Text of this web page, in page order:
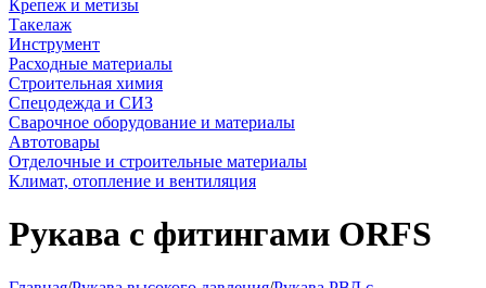
Крепеж и метизы
Такелаж
Инструмент
Расходные материалы
Строительная химия
Спецодежда и СИЗ
Сварочное оборудование и материалы
Автотовары
Отделочные и строительные материалы
Климат, отопление и вентиляция
Рукава с фитингами ORFS